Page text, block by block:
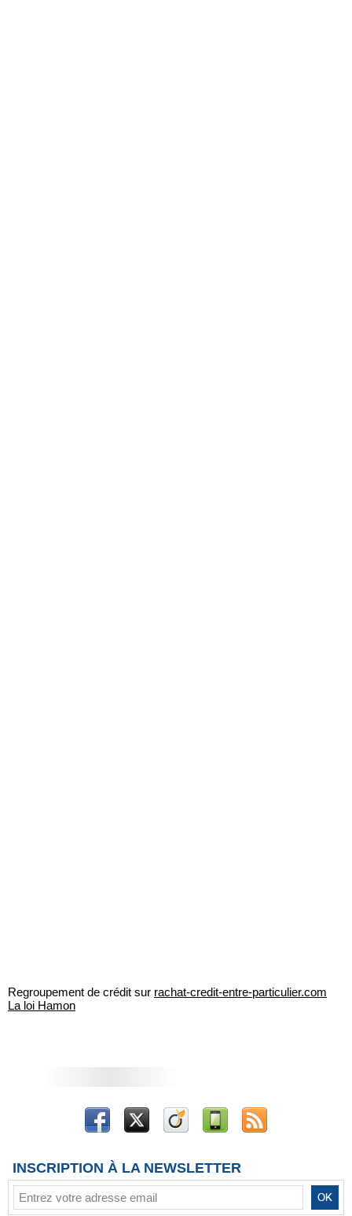
Regroupement de crédit sur rachat-credit-entre-particulier.com
La loi Hamon
INSCRIPTION À LA NEWSLETTER